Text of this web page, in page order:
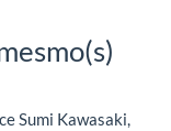
Sumi Kawasaki,